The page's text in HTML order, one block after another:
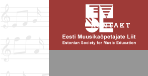
KONTAKT